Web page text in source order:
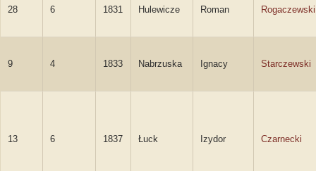
28 6 1831 Hulewicze Roman Rogaczewski
9 4 1833 Nabrzuska Ignacy Starczewski
13 6 1837 Łuck Izydor Czarnecki